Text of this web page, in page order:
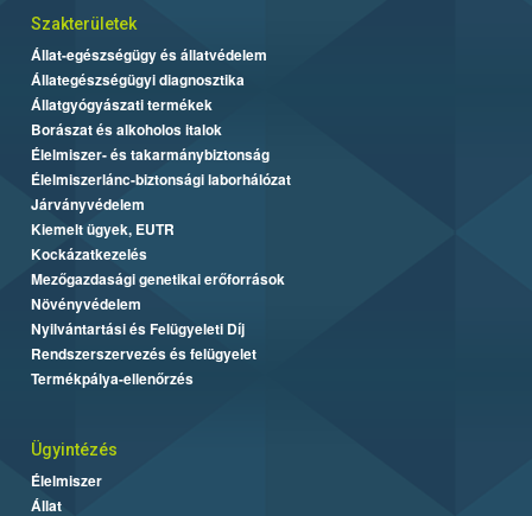
Szakterületek
Állat-egészségügy és állatvédelem
Állategészségügyi diagnosztika
Állatgyógyászati termékek
Borászat és alkoholos italok
Élelmiszer- és takarmánybiztonság
Élelmiszerlánc-biztonsági laborhálózat
Járványvédelem
Kiemelt ügyek, EUTR
Kockázatkezelés
Mezőgazdasági genetikai erőforrások
Növényvédelem
Nyilvántartási és Felügyeleti Díj
Rendszerszervezés és felügyelet
Termékpálya-ellenőrzés
Ügyintézés
Élelmiszer
Állat